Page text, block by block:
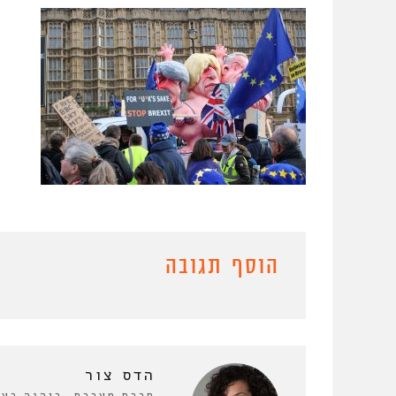
הוסף תגובה
הדס צור